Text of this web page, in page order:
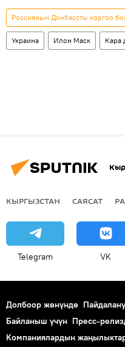
Россиянын Донбассты коргоо
Украина Илон Маск Кара
КЫРГЫЗСТАН САЯСАТ
Telegram VK
Долбоор жөнүндө
Байланыш үчүн Пресс-
Компаниялардын